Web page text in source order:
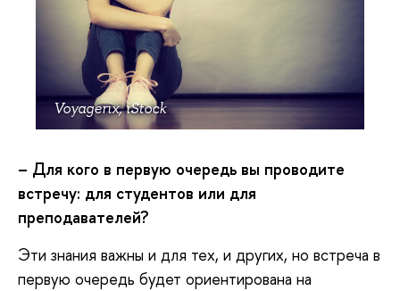
Voyagerix, iStock
– Для кого в первую очередь вы проводите
встречу: для студентов или для
преподавателей?
Эти знания важны и для тех, и других, но встреча в
первую очередь будет ориентирована на